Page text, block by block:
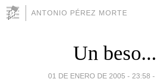
ANTONIO PÉREZ MORTE
Un beso...
01 DE ENERO DE 2005 - 23:58 -